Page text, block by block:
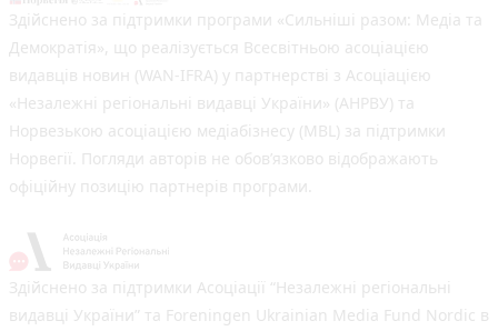
Здійснено за підтримки програми «Сильніші разом: Медіа та
Демократія», що реалізується Всесвітньою асоціацією
видавців новин (WAN-IFRA) у партнерстві з Асоціацією
«Незалежні регіональні видавці України» (АНРВУ) та
Норвезькою асоціацією медіабізнесу (MBL) за підтримки
Норвегії. Погляди авторів не обов’язково відображають
офіційну позицію партнерів програми.
Здійснено за підтримки Асоціації “Незалежні регіональні
видавці України” та Foreningen Ukrainian Media Fund Nordic в